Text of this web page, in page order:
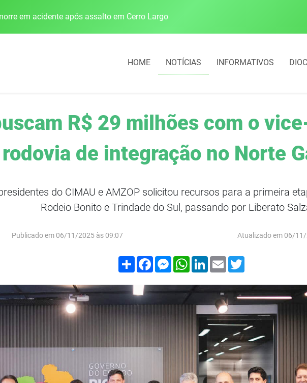
em acidente após assalto em Cerro Largo Cobrança do
HOME NOTÍCIAS INFORMATIVOS
R$ 29 milhões com o
rodovia de integração no Norte
do CIMAU e AMZOP solicitou recursos para a primeira
Rodeio Bonito e Trindade do Sul, passando por Liberato
Publicado em 06/11/2025 às 09:07 Atualizado em 06/
Compartilhar
FacebookMessenger
WhatsApp
LinkedIn
Email